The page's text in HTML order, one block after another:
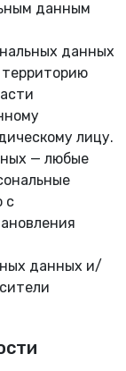
данным
данных
лицу.
— любые
с
данных и/